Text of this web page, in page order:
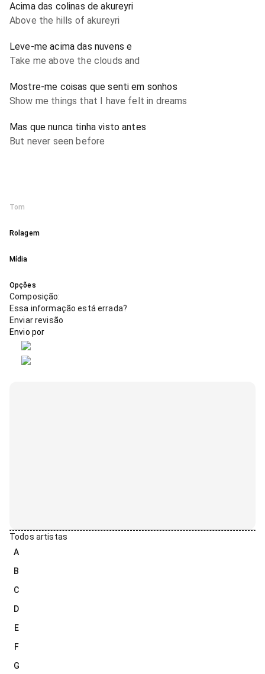
Acima das colinas de akureyri
Above the hills of akureyri
Leve-me acima das nuvens e
Take me above the clouds and
Mostre-me coisas que senti em sonhos
Show me things that I have felt in dreams
Mas que nunca tinha visto antes
But never seen before
Tom
Rolagem
Mídia
Opções
Composição:
Essa informação está errada?
Enviar revisão
Envio por
Todos artistas
A
B
C
D
E
F
G